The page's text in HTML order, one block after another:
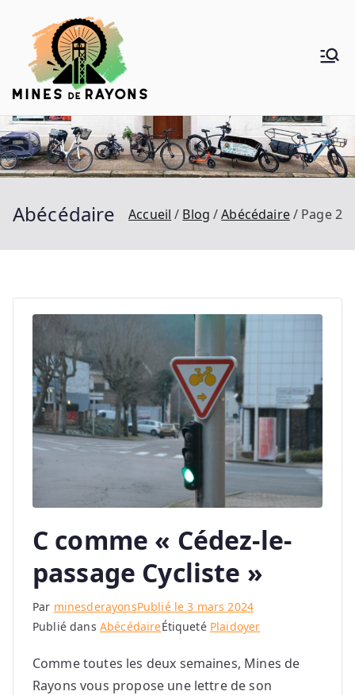
contenu
Rayons
Abécédaire Accueil Blog Abécédaire Page 2
C comme « Cédez-le-
passage Cycliste »
Par minesderayonsPublié le3 mars 2024
Publié dans AbécédaireÉtiqueté Plaidoyer
Comme toutes les deux semaines, Mines de
Rayons vous propose une lettre de son